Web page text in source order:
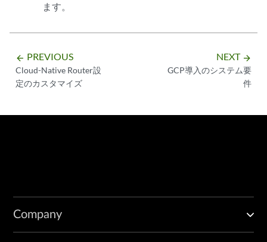
            RX packets:0  bytes:0 errors:0
            Drops:0
vif0/1      PCI: 0000:5a:02.1 (Speed 10000, Duplex 1) NH: 6
Type:Physical HWaddr:ba:9c:0f:ab:e2:c9
            DDP: OFF SwLB: ON
Type:Host HWaddr:ba:9c:0f:ab:e2:c9
            DDP: OFF SwLB: ON
ます。
arrow_backward PREVIOUS
Cloud-Native Router設
定のカスタマイズ
NEXT arrow_forward
GCP導入のシステム要
件
Company